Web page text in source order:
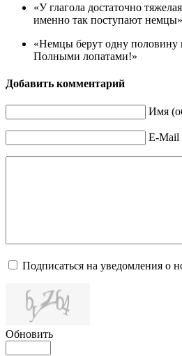
«У глагола достаточно
именно так поступают
«Немцы берут одну половину
Полными лопатами!»
Добавить комментарий
Имя
E-Mail
Подписаться на уведомления о
Обновить